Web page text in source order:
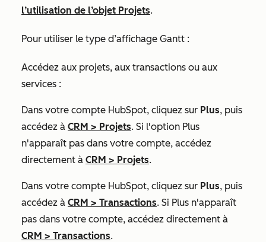
l’utilisation de l’objet Projets.
Pour utiliser le type d’affichage Gantt :
Accédez aux projets, aux transactions ou aux
services :
Dans votre compte HubSpot, cliquez sur Plus, puis
accédez à CRM > Projets. Si l'option Plus
n'apparaît pas dans votre compte, accédez
directement à CRM > Projets.
Dans votre compte HubSpot, cliquez sur Plus, puis
accédez à CRM > Transactions. Si Plus n'apparaît
pas dans votre compte, accédez directement à
CRM > Transactions.